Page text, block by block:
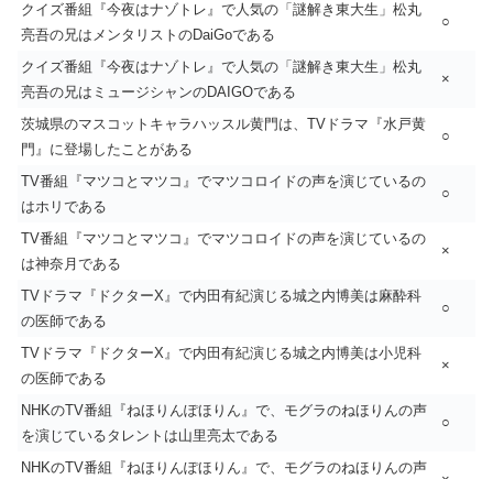
クイズ番組『今夜はナゾトレ』で人気の「謎解き東大生」松丸
亮吾の兄はメンタリストのDaiGoである
○
クイズ番組『今夜はナゾトレ』で人気の「謎解き東大生」松丸
亮吾の兄はミュージシャンのDAIGOである
×
茨城県のマスコットキャラハッスル黄門は、TVドラマ『水戸黄
門』に登場したことがある
○
TV番組『マツコとマツコ』でマツコロイドの声を演じているの
はホリである
○
TV番組『マツコとマツコ』でマツコロイドの声を演じているの
は神奈月である
×
TVドラマ『ドクターX』で内田有紀演じる城之内博美は麻酔科
の医師である
○
TVドラマ『ドクターX』で内田有紀演じる城之内博美は小児科
の医師である
×
NHKのTV番組『ねほりんぽほりん』で、モグラのねほりんの声
を演じているタレントは山里亮太である
○
NHKのTV番組『ねほりんぽほりん』で、モグラのねほりんの声